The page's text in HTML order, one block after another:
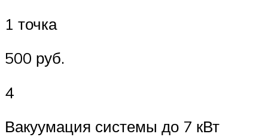
1 точка
500 руб.
4
Вакуумация системы до 7 кВт